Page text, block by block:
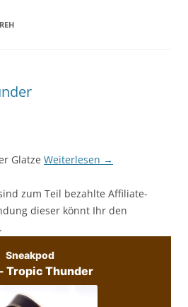
Glatze Weiterlesen →
zum Teil bezahlte Affiliate-
dieser könnt Ihr den